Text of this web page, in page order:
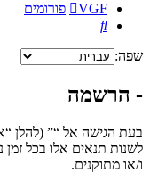
VGF
פורומים
חיפוש
שפה:
- הרשמה
לשנות תנאים אלו בכל
ו/או מתוקנים.